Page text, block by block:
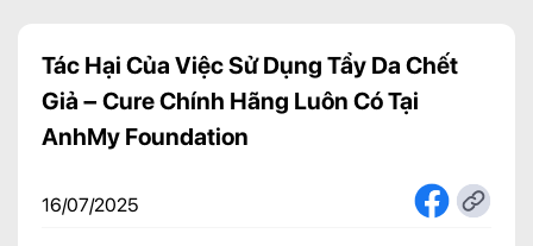
Tác Hại Của Việc Sử Dụng Tẩy Da Chết
Giả – Cure Chính Hãng Luôn Có Tại
AnhMy Foundation
16/07/2025